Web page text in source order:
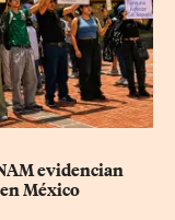
evidencian
México